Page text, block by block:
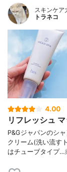
スキンケア
トラネコ
4.00
リフレッシュ
P&Gジャパンのシ
クリーム(洗い流す
はチューブタイプ…